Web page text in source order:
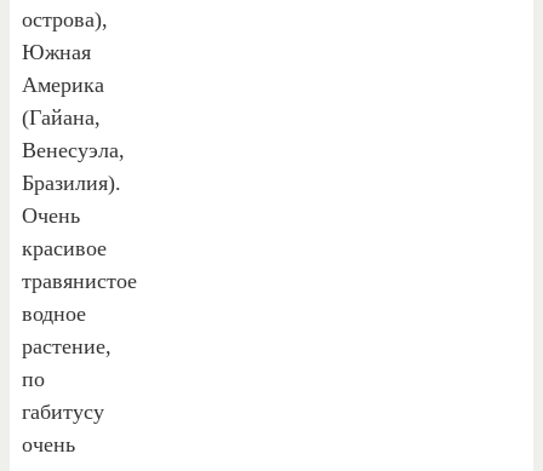
острова),
Южная
Америка
(Гайана,
Венесуэла,
Бразилия).
Очень
красивое
травянистое
водное
растение,
по
габитусу
очень